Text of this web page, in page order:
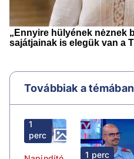
Továbbiak a témában
1
perc
1 perc